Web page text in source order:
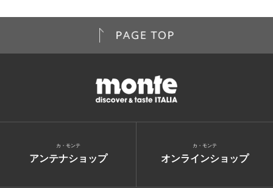
アンテナショップ
カ・モンテ
オンラインショップ
カ・モンテ